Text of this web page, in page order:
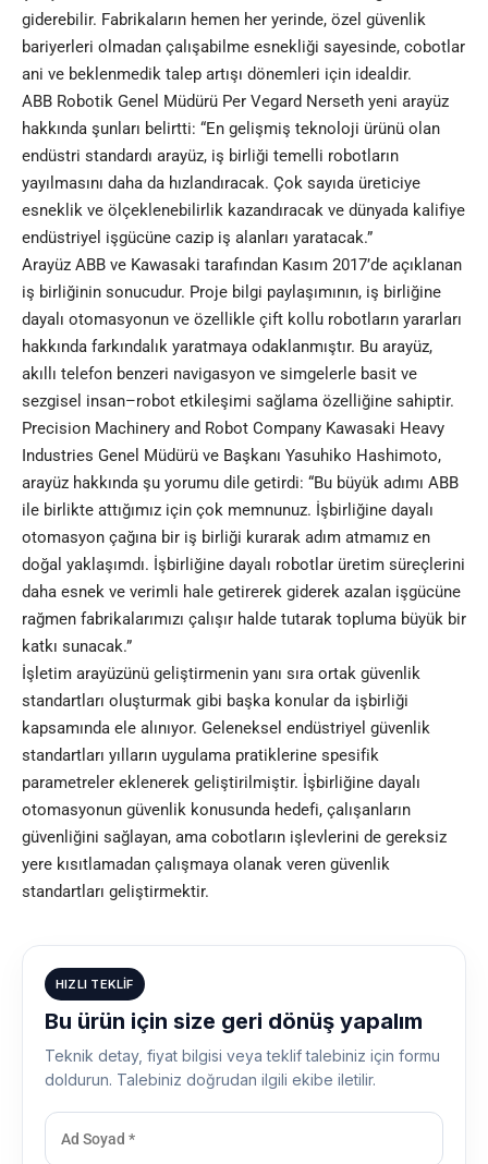
giderebilir. Fabrikaların hemen her yerinde, özel güvenlik
bariyerleri olmadan çalışabilme esnekliği sayesinde, cobotlar
ani ve beklenmedik talep artışı dönemleri için idealdir.
ABB Robotik Genel Müdürü Per Vegard Nerseth yeni arayüz
hakkında şunları belirtti: “En gelişmiş teknoloji ürünü olan
endüstri standardı arayüz, iş birliği temelli robotların
yayılmasını daha da hızlandıracak. Çok sayıda üreticiye
esneklik ve ölçeklenebilirlik kazandıracak ve dünyada kalifiye
endüstriyel işgücüne cazip iş alanları yaratacak.”
Arayüz ABB ve Kawasaki tarafından Kasım 2017’de açıklanan
iş birliğinin sonucudur. Proje bilgi paylaşımının, iş birliğine
dayalı otomasyonun ve özellikle çift kollu robotların yararları
hakkında farkındalık yaratmaya odaklanmıştır. Bu arayüz,
akıllı telefon benzeri navigasyon ve simgelerle basit ve
sezgisel insan–robot etkileşimi sağlama özelliğine sahiptir.
Precision Machinery and Robot Company Kawasaki Heavy
Industries Genel Müdürü ve Başkanı Yasuhiko Hashimoto,
arayüz hakkında şu yorumu dile getirdi: “Bu büyük adımı ABB
ile birlikte attığımız için çok memnunuz. İşbirliğine dayalı
otomasyon çağına bir iş birliği kurarak adım atmamız en
doğal yaklaşımdı. İşbirliğine dayalı robotlar üretim süreçlerini
daha esnek ve verimli hale getirerek giderek azalan işgücüne
rağmen fabrikalarımızı çalışır halde tutarak topluma büyük bir
katkı sunacak.”
İşletim arayüzünü geliştirmenin yanı sıra ortak güvenlik
standartları oluşturmak gibi başka konular da işbirliği
kapsamında ele alınıyor. Geleneksel endüstriyel güvenlik
standartları yılların uygulama pratiklerine spesifik
parametreler eklenerek geliştirilmiştir. İşbirliğine dayalı
otomasyonun güvenlik konusunda hedefi, çalışanların
güvenliğini sağlayan, ama cobotların işlevlerini de gereksiz
yere kısıtlamadan çalışmaya olanak veren güvenlik
standartları geliştirmektir.
HIZLI TEKLIF
Bu ürün için size geri dönüş yapalım
Teknik detay, fiyat bilgisi veya teklif talebiniz için formu
doldurun. Talebiniz doğrudan ilgili ekibe iletilir.